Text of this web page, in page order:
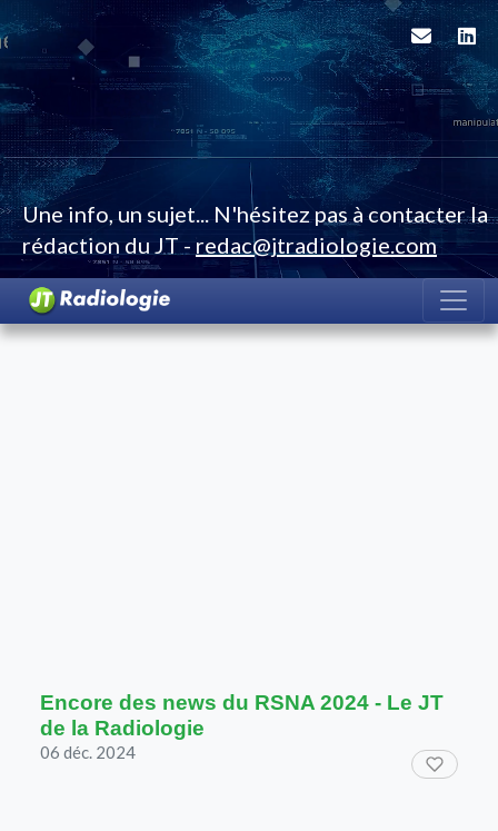
Une info, un sujet... N'hésitez pas à contacter la
rédaction du JT - redac@jtradiologie.com
Encore des news du RSNA 2024 - Le JT
de la Radiologie
06 déc. 2024